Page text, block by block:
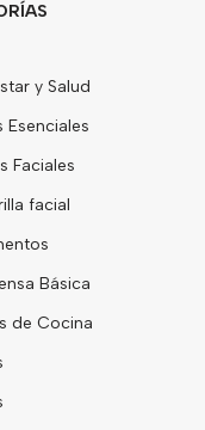
y Salud
Esenciales
Faciales
facial
Básica
de Cocina